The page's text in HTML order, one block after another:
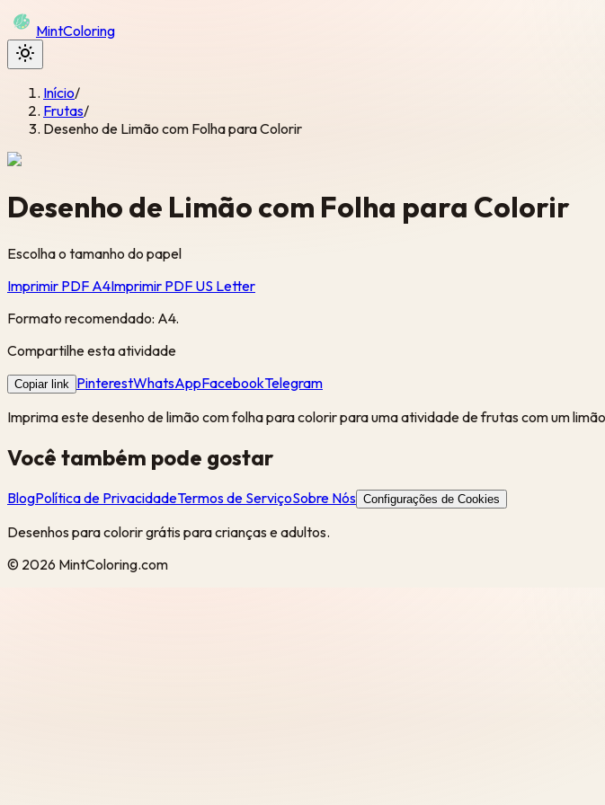
MintColoring
Início/
Frutas/
Desenho de Limão com Folha para Colorir
Desenho de Limão com Folha para Colorir
Escolha o tamanho do papel
Imprimir PDF A4Imprimir PDF US Letter
Formato recomendado: A4.
Compartilhe esta atividade
Copiar link PinterestWhatsAppFacebookTelegram
Imprima este desenho de limão com folha para colorir para uma atividade de frutas com um
Você também pode gostar
BlogPolítica de PrivacidadeTermos de ServiçoSobre Nós Configurações de Cookies
Desenhos para colorir grátis para crianças e adultos.
© 2026 MintColoring.com